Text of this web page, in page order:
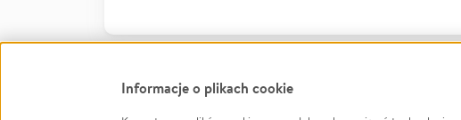
Informacje o plikach cookie